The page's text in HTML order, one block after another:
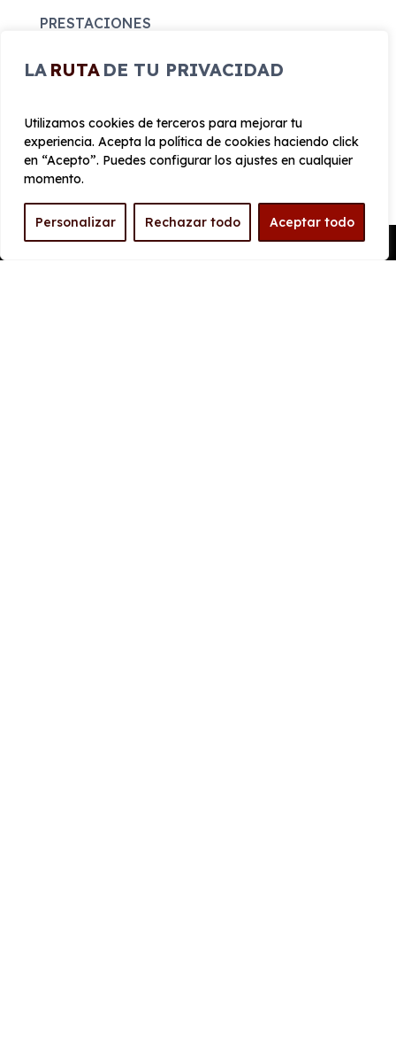
LA RUTA DE TU PRIVACIDAD
Utilizamos cookies de terceros para mejorar tu
experiencia. Acepta la política de cookies haciendo click
en “Acepto”. Puedes configurar los ajustes en cualquier
momento.
Personalizar Rechazar todo Aceptar todo
PRESTACIONES
Velocidad
Cilindrada
Aceleración
8 seg
Tracción
Delantera
CONSUMO Y EMISIONES
Pedir Presupuesto